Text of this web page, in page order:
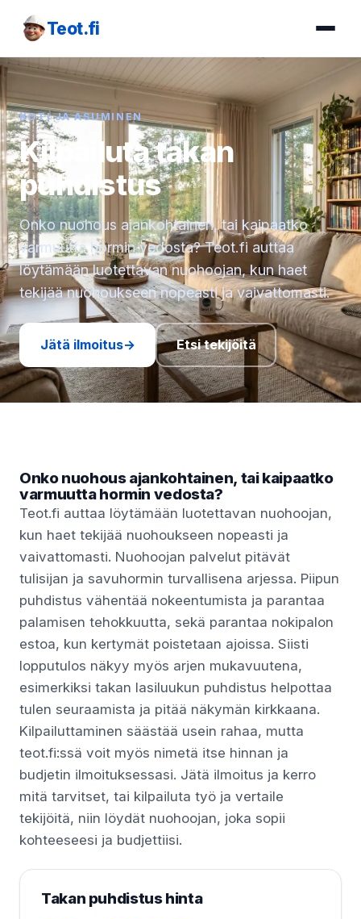
Teot.fi
KOTI JA ASUMINEN
Kilpailuta takan
puhdistus
Onko nuohous ajankohtainen, tai kaipaatko
varmuutta hormin vedosta? Teot.fi auttaa
löytämään luotettavan nuohoojan, kun haet
tekijää nuohoukseen nopeasti ja vaivattomasti.
Jätä ilmoitus→ Etsi tekijöitä
Onko nuohous ajankohtainen, tai kaipaatko
varmuutta hormin vedosta?
Teot.fi auttaa löytämään luotettavan nuohoojan,
kun haet tekijää nuohoukseen nopeasti ja
vaivattomasti. Nuohoojan palvelut pitävät
tulisijan ja savuhormin turvallisena arjessa. Piipun
puhdistus vähentää nokeentumista ja parantaa
palamisen tehokkuutta, sekä parantaa nokipalon
estoa, kun kertymät poistetaan ajoissa. Siisti
lopputulos näkyy myös arjen mukavuutena,
esimerkiksi takan lasiluukun puhdistus helpottaa
tulen seuraamista ja pitää näkymän kirkkaana.
Kilpailuttaminen säästää usein rahaa, mutta
teot.fi:ssä voit myös nimetä itse hinnan ja
budjetin ilmoituksessasi. Jätä ilmoitus ja kerro
mitä tarvitset, tai kilpailuta työ ja vertaile
tekijöitä, niin löydät nuohoojan, joka sopii
kohteeseesi ja budjettiisi.
Takan puhdistus hinta